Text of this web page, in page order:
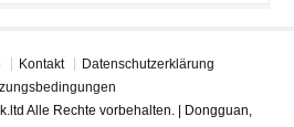
Kontakt
Datenschutzerklärung
Alle Rechte vorbehalten. | Dongguan,